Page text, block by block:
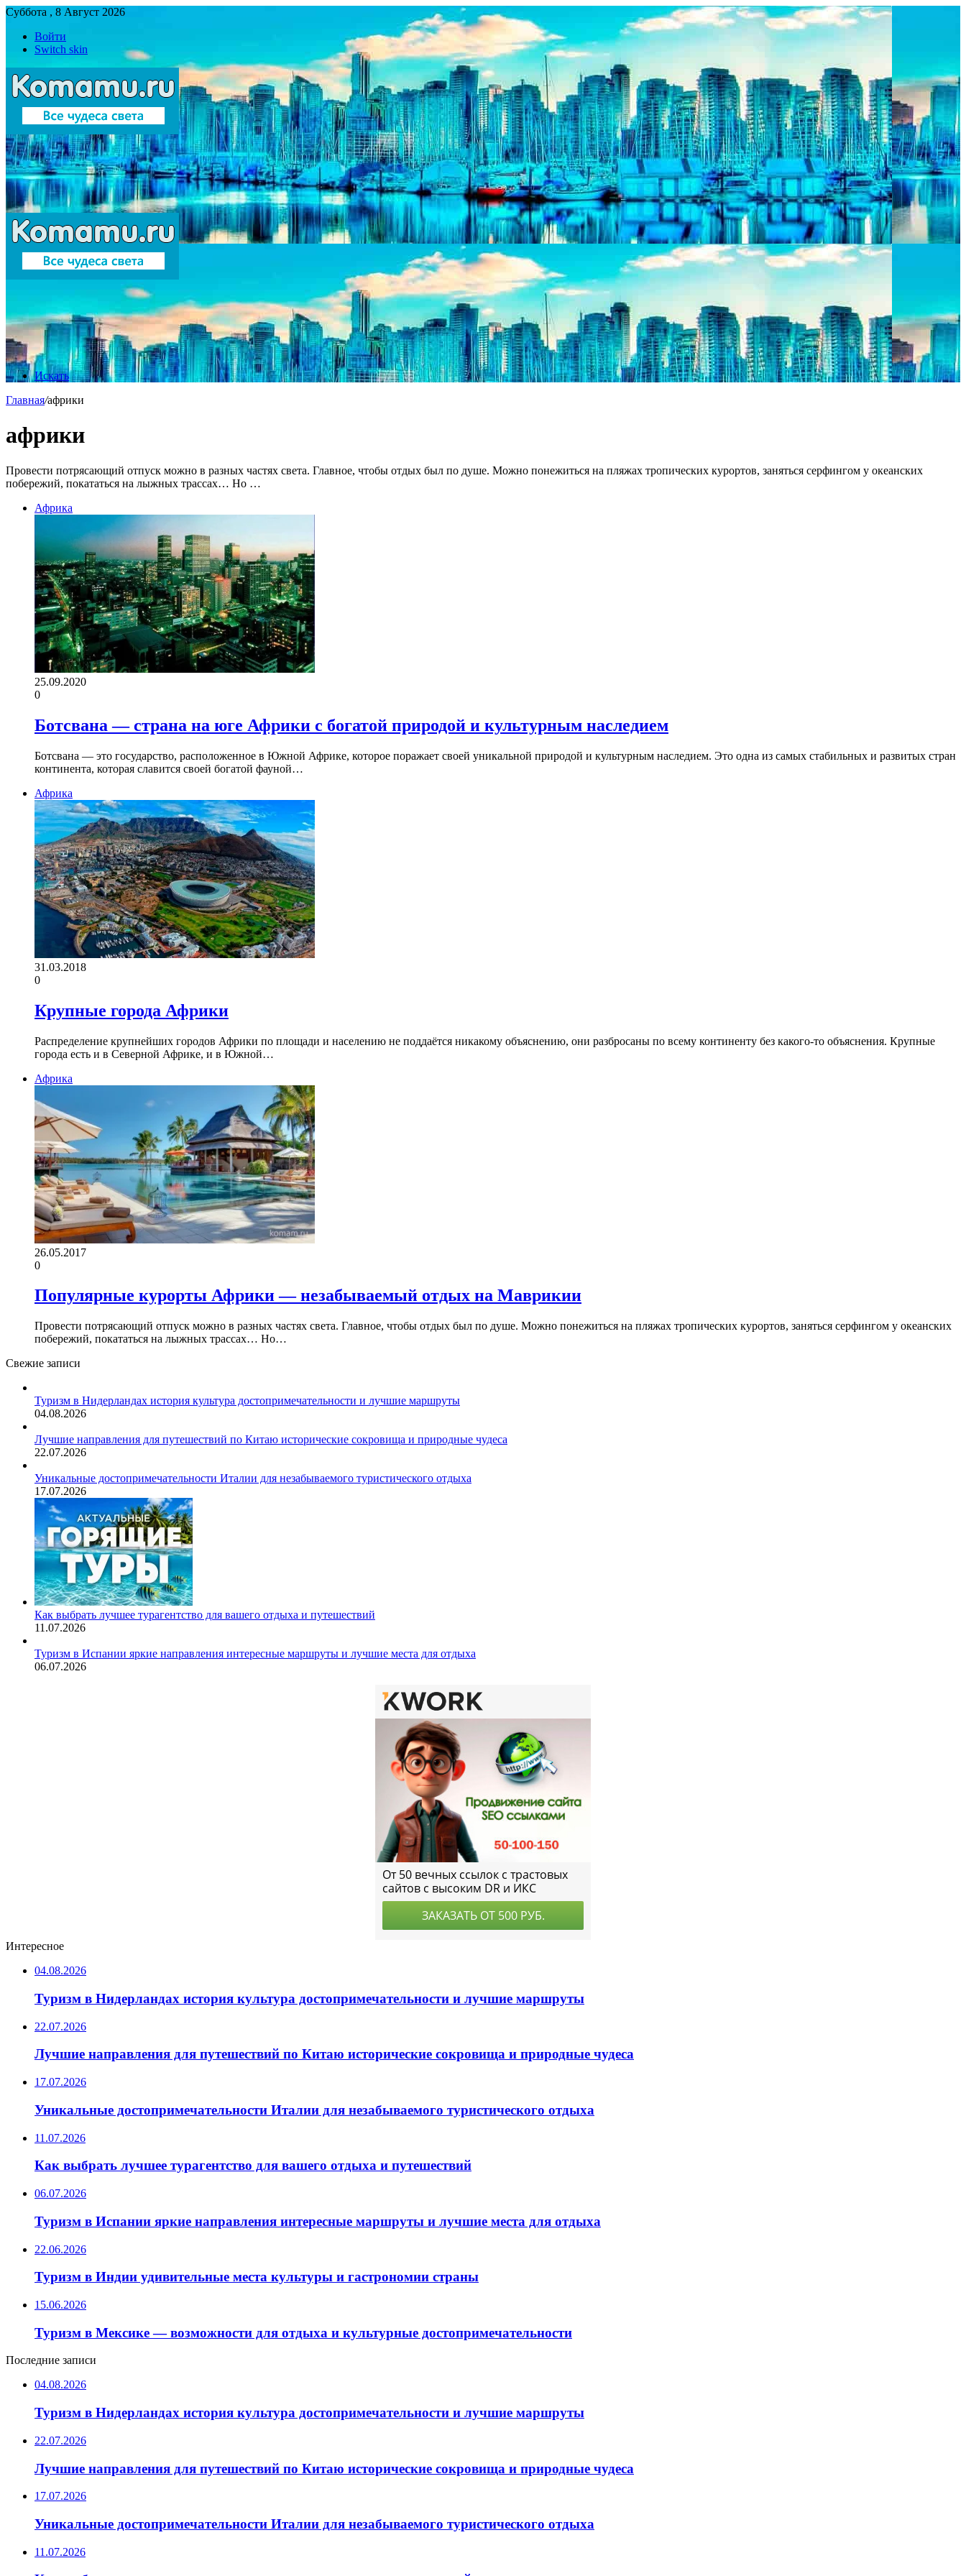
Суббота , 8 Август 2026
Войти
Switch skin
Искать
Главная/африки
африки
Провести потрясающий отпуск можно в разных частях света. Главное, чтобы отдых был по душе. Можно понежиться на пляжах тропических курортов, заняться серфингом у океанских
побережий, покататься на лыжных трассах… Но …
Африка
25.09.2020
0
Ботсвана — страна на юге Африки с богатой природой и культурным наследием
Ботсвана — это государство, расположенное в Южной Африке, которое поражает своей уникальной природой и культурным наследием. Это одна из самых стабильных и развитых стран
континента, которая славится своей богатой фауной…
Африка
31.03.2018
0
Крупные города Африки
Распределение крупнейших городов Африки по площади и населению не поддаётся никакому объяснению, они разбросаны по всему континенту без какого-то объяснения. Крупные
города есть и в Северной Африке, и в Южной…
Африка
26.05.2017
0
Популярные курорты Африки — незабываемый отдых на Маврикии
Провести потрясающий отпуск можно в разных частях света. Главное, чтобы отдых был по душе. Можно понежиться на пляжах тропических курортов, заняться серфингом у океанских
побережий, покататься на лыжных трассах… Но…
Свежие записи
Туризм в Нидерландах история культура достопримечательности и лучшие маршруты
04.08.2026
Лучшие направления для путешествий по Китаю исторические сокровища и природные чудеса
22.07.2026
Уникальные достопримечательности Италии для незабываемого туристического отдыха
17.07.2026
Как выбрать лучшее турагентство для вашего отдыха и путешествий
11.07.2026
Туризм в Испании яркие направления интересные маршруты и лучшие места для отдыха
06.07.2026
Интересное
04.08.2026
Туризм в Нидерландах история культура достопримечательности и лучшие маршруты
22.07.2026
Лучшие направления для путешествий по Китаю исторические сокровища и природные чудеса
17.07.2026
Уникальные достопримечательности Италии для незабываемого туристического отдыха
11.07.2026
Как выбрать лучшее турагентство для вашего отдыха и путешествий
06.07.2026
Туризм в Испании яркие направления интересные маршруты и лучшие места для отдыха
22.06.2026
Туризм в Индии удивительные места культуры и гастрономии страны
15.06.2026
Туризм в Мексике — возможности для отдыха и культурные достопримечательности
Последние записи
04.08.2026
Туризм в Нидерландах история культура достопримечательности и лучшие маршруты
22.07.2026
Лучшие направления для путешествий по Китаю исторические сокровища и природные чудеса
17.07.2026
Уникальные достопримечательности Италии для незабываемого туристического отдыха
11.07.2026